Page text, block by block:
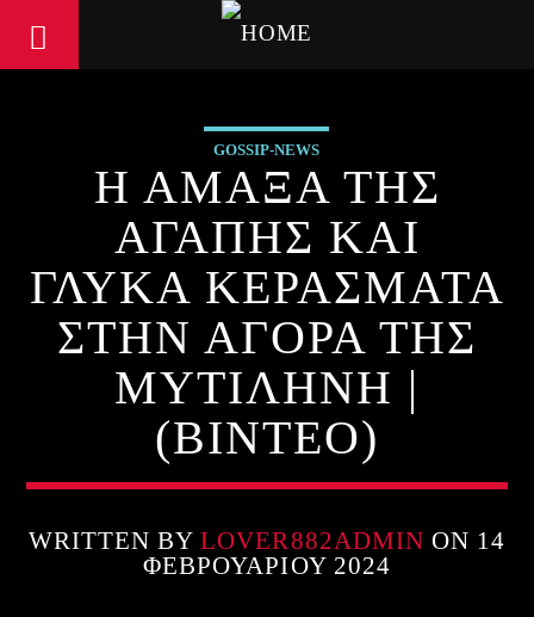
GOSSIP-NEWS
Η ΑΜΑΞΑ ΤΗΣ
ΑΓΑΠΗΣ ΚΑΙ
ΓΛΥΚΑ ΚΕΡΑΣΜΑΤΑ
ΣΤΗΝ ΑΓΟΡΑ ΤΗΣ
ΜΥΤΙΛΗΝΗ |
(ΒΙΝΤΕΟ)
WRITTEN BYLOVER882ADMIN ON 14
ΦΕΒΡΟΥΑΡΊΟΥ 2024